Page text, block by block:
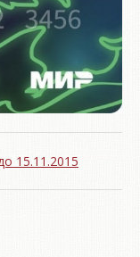
15.11.2015